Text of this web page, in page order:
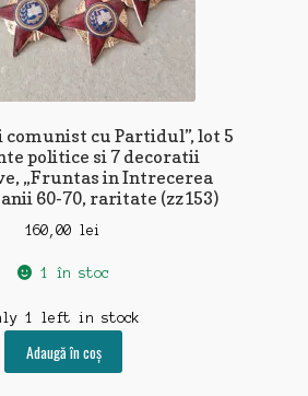
comunist cu Partidul”, lot 5
politice si 7 decoratii
„Fruntas in Intrecerea
anii 60-70, raritate (zz153)
160,00 lei
1 în stoc
1 left in stock
Adaugă în coș